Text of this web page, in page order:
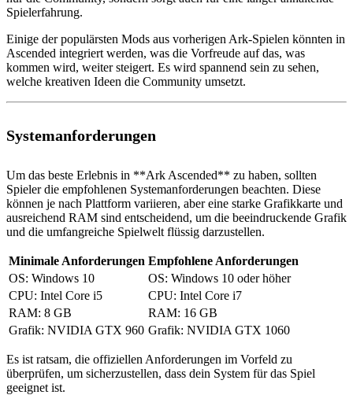
Spielerfahrung.
Einige der populärsten Mods aus vorherigen Ark-Spielen könnten in
Ascended integriert werden, was die Vorfreude auf das, was
kommen wird, weiter steigert. Es wird spannend sein zu sehen,
welche kreativen Ideen die Community umsetzt.
Systemanforderungen
Um das beste Erlebnis in **Ark Ascended** zu haben, sollten
Spieler die empfohlenen Systemanforderungen beachten. Diese
können je nach Plattform variieren, aber eine starke Grafikkarte und
ausreichend RAM sind entscheidend, um die beeindruckende Grafik
und die umfangreiche Spielwelt flüssig darzustellen.
Minimale Anforderungen Empfohlene Anforderungen
OS: Windows 10
OS: Windows 10 oder höher
CPU: Intel Core i5
CPU: Intel Core i7
RAM: 8 GB
RAM: 16 GB
Grafik: NVIDIA GTX 960 Grafik: NVIDIA GTX 1060
Es ist ratsam, die offiziellen Anforderungen im Vorfeld zu
überprüfen, um sicherzustellen, dass dein System für das Spiel
geeignet ist.